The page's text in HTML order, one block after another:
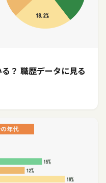
？ 職歴データに見る